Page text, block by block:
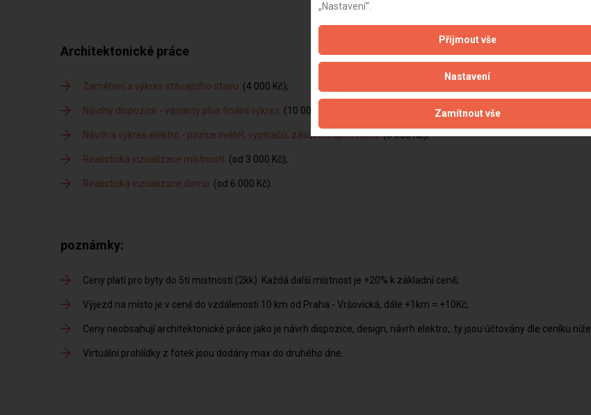
Architektonické práce
Zaměření a výkres stávajícího stavu (4 000 Kč)
Návrhy dispozice - varianty plus finální výkres (10 000 Kč)
Návrh a výkres elektro - pozice světel, vypínačů, zásuvek, spotřebičů(6 500 Kč)
Realistická vizualizace místnosti (od 3 000 Kč)
Realistická vizualizace domu (od 6 000 Kč)
poznámky:
Ceny platí pro byty do 5ti místností (2kk). Každá další místnost je +20% k základní ceně
Výjezd na místo je v ceně do vzdálenosti 10 km od Praha - Vršovická, dále +1km = +10Kč
Ceny neobsahují architektonické práce jako je návrh dispozice, design, návrh elektro,..ty jsou účtovány dle ceníku níže
Virtuální prohlídky z fotek jsou dodány max do druhého dne
„Nastavení“.
Přijmout vše
Nastavení
Zamítnout vše